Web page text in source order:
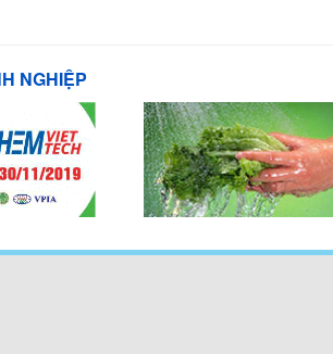
NGHIỆP